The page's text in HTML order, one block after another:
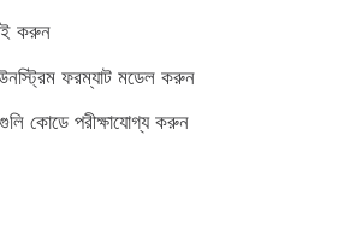
করুন
ফরম্যাট মডেল করুন
কোডে পরীক্ষাযোগ্য করুন